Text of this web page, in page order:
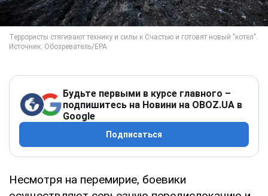
Будьте первыми в курсе главного –
подпишитесь на Новини на OBOZ.UA в
Google
Подписаться
Несмотря на перемирие, боевики